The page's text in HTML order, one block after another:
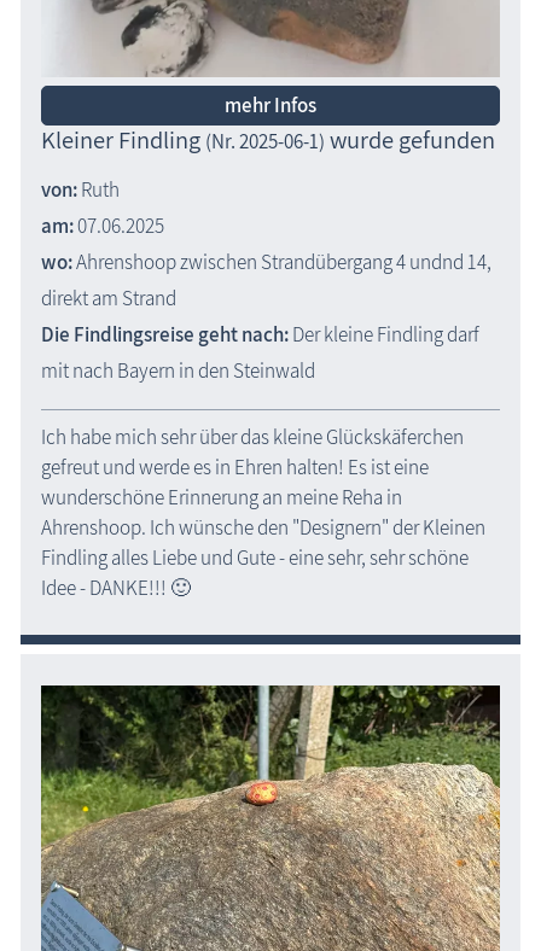
mehr Infos
Kleiner Findling (Nr. 2025-06-1) wurde gefunden
von:Ruth
am:07.06.2025
wo:Ahrenshoop zwischen Strandübergang 4 undnd 14,
direkt am Strand
Die Findlingsreise geht nach:Der kleine Findling darf
mit nach Bayern in den Steinwald
Ich habe mich sehr über das kleine Glückskäferchen
gefreut und werde es in Ehren halten! Es ist eine
wunderschöne Erinnerung an meine Reha in
Ahrenshoop. Ich wünsche den "Designern" der Kleinen
Findling alles Liebe und Gute - eine sehr, sehr schöne
Idee - DANKE!!! 🙂